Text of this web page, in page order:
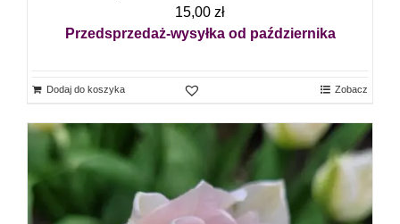
15,00 zł
Przedsprzedaż-wysyłka od października
Dodaj do koszyka Zobacz